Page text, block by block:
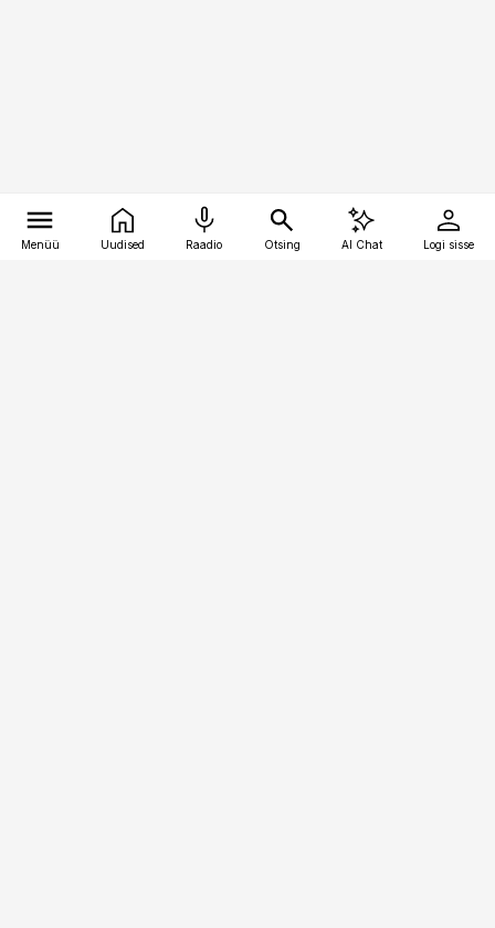
Menüü Uudised Raadio Otsing AI Chat Logi sisse